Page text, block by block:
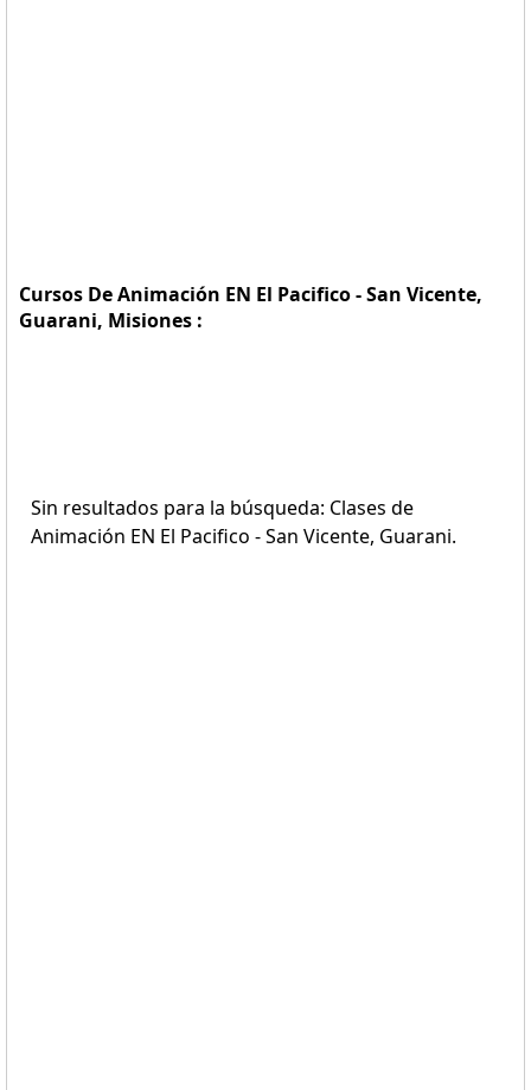
Cursos De Animación EN El Pacifico - San Vicente,
Guarani, Misiones :
Sin resultados para la búsqueda: Clases de
Animación EN El Pacifico - San Vicente, Guarani.